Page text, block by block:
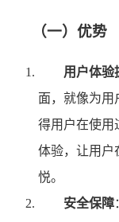
（一）优势
用户体验
面，就像为用
得用户在使用
体验，让用户
悦。
安全保障